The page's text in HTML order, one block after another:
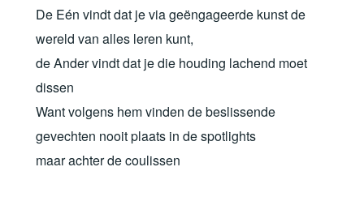
De Eén vindt dat je via geëngageerde kunst de
wereld van alles leren kunt,
de Ander vindt dat je die houding lachend moet
dissen
Want volgens hem vinden de beslissende
gevechten nooit plaats in de spotlights
maar achter de coulissen